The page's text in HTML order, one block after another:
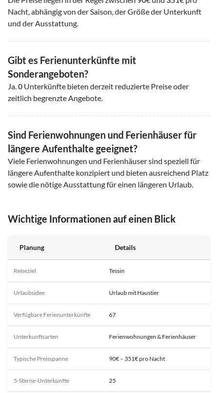
Nacht, abhängig von der Saison, der Größe der Unterkunft
und der Ausstattung.
Gibt es Ferienunterkünfte mit
Sonderangeboten?
Ja.0 Unterkünfte bieten derzeit reduzierte Preise oder
zeitlich begrenzte Angebote.
Sind Ferienwohnungen und Ferienhäuser für
längere Aufenthalte geeignet?
Viele Ferienwohnungen und Ferienhäuser sind speziell für
längere Aufenthalte konzipiert und bieten ausreichend Platz
sowie die nötige Ausstattung für einen längeren Urlaub.
Wichtige Informationen auf einen Blick
Planung Details
Reiseziel Tessin
Urlaubsidee Urlaub mit Haustier
Verfügbare Ferienunterkünfte 67
Unterkunftsarten Ferienwohnungen & Ferienhäuser
Typische Preisspanne 90€ – 351€ pro Nacht
5-Sterne-Unterkünfte 25